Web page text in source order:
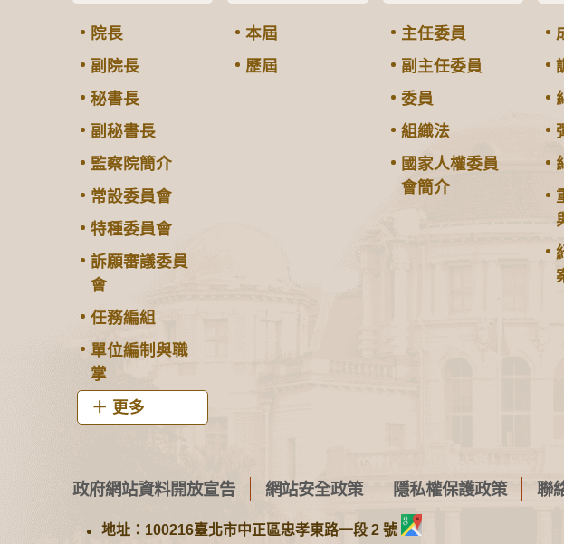
院長
副院長
秘書長
副秘書長
監察院簡介
常設委員會
特種委員會
訴願審議委員
會
任務編組
單位編制與職
掌
更多
本屆
歷屆
主任委員
副主任委員
委員
組織法
國家人權委員
會簡介
政府網站資料開放宣告 網站安全政策 隱私權保護政策 聯
地址：100216臺北市中正區忠孝東路一段 2 號